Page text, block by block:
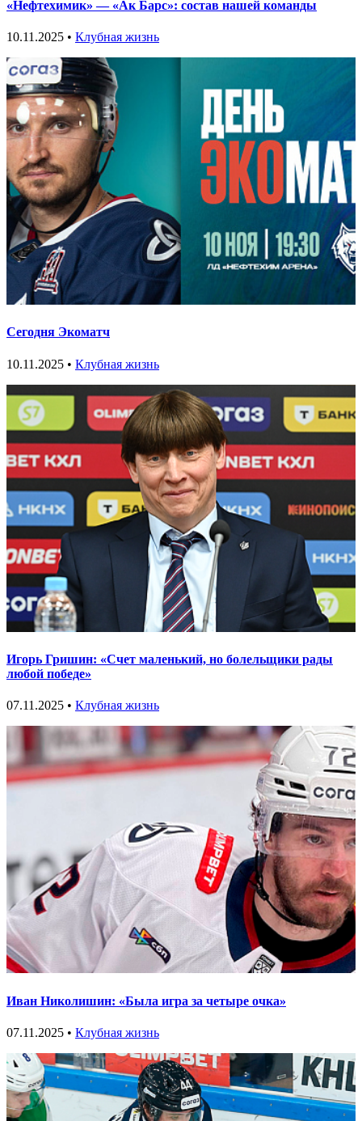
«Нефтехимик» — «Ак Барс»: состав нашей команды
10.11.2025 • Клубная жизнь
Сегодня Экоматч
10.11.2025 • Клубная жизнь
Игорь Гришин: «Счет маленький, но болельщики рады
любой победе»
07.11.2025 • Клубная жизнь
Иван Николишин: «Была игра за четыре очка»
07.11.2025 • Клубная жизнь